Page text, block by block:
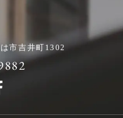
市吉井町1302